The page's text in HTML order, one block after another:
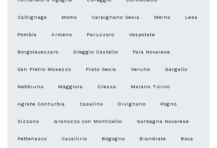
Caltignaga Momo Carpignano Sesia Meina Lesa
Pombia Armeno Paruzzaro Vespolate
Borgolavezzaro Oleggio Castello Fara Novarese
San Pietro Mosezzo Prato Sesia Veruno Gargallo
Nebbiuno Maggiora Cressa Marano Ticino
Agrate Conturbia Casalino Divignano Pogno
Sizzano Granozzo con Monticello Garbagna Novarese
Pettenasco Cavallirio Bogogno Biandrate Boca